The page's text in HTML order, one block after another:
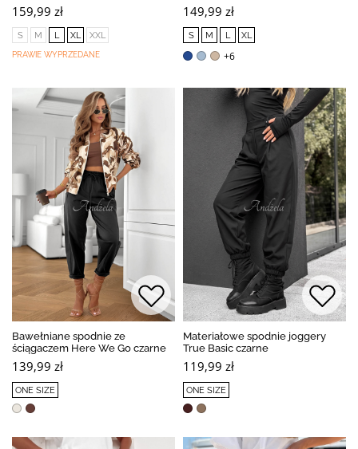
159,99 zł
S M L XL XXL
PRAWIE WYPRZEDANE
149,99 zł
S M L XL
+6
Bawełniane spodnie ze
ściągaczem Here We Go czarne
139,99 zł
ONE SIZE
Materiałowe spodnie joggery
True Basic czarne
119,99 zł
ONE SIZE